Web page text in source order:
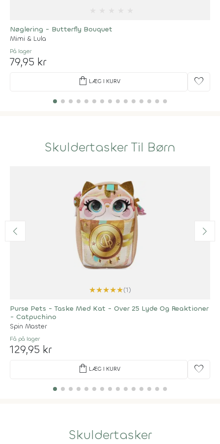
Nøglering - Butterfly Bouquet
Mimi & Lula
På lager
79,95 kr
shopping_bag LÆG I KURV favorite
Skuldertasker Til Børn
★★★★★(1)
Purse Pets - Taske Med Kat - Over 25 Lyde Og Reaktioner
- Catpuchino
Spin Master
Få på lager
129,95 kr
shopping_bag LÆG I KURV favorite
Skuldertasker